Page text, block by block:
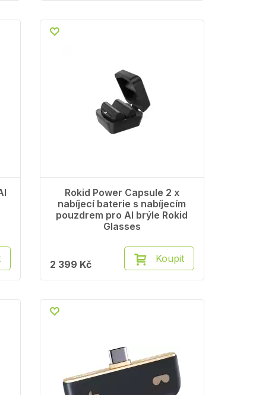
Rokid Power Capsule 2 x
nabíjecí baterie s nabíjecím
pouzdrem pro AI brýle Rokid
Glasses
2 399 Kč Koupit